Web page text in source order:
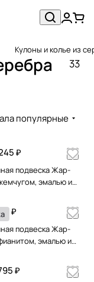
Кулоны и колье из
33
популярные
₽
подвеска Жар-
эмалью и
₽
подвеска Жар-
эмалью и
₽